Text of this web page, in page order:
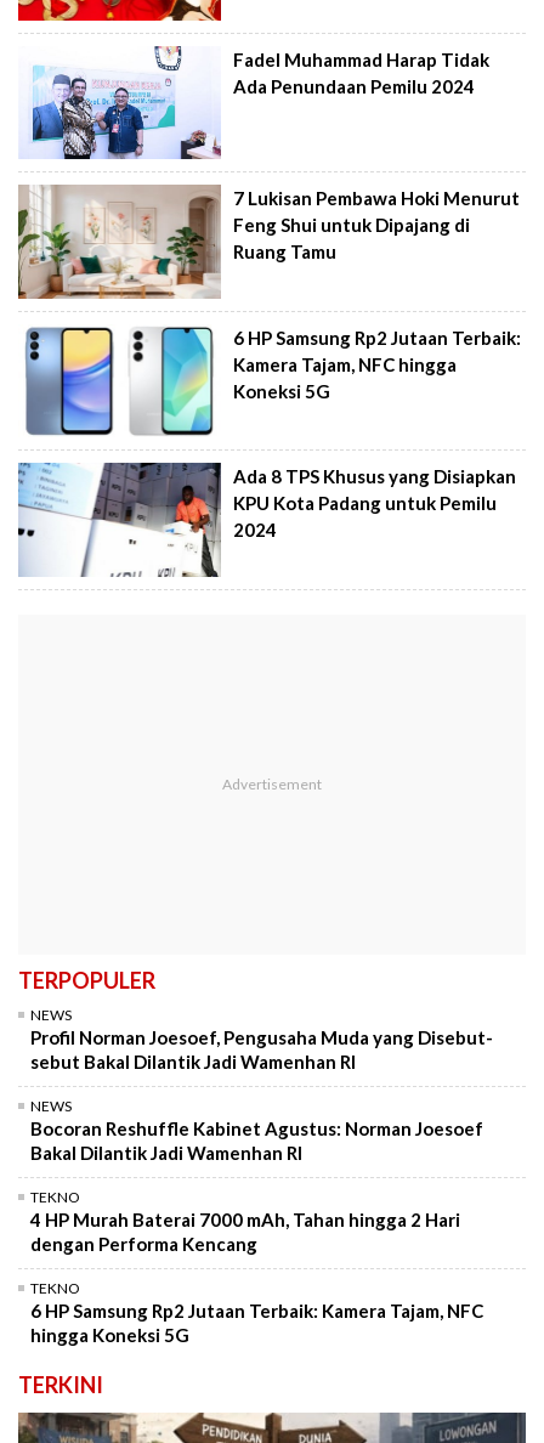
Fadel Muhammad Harap Tidak
Ada Penundaan Pemilu 2024
7 Lukisan Pembawa Hoki Menurut
Feng Shui untuk Dipajang di
Ruang Tamu
6 HP Samsung Rp2 Jutaan Terbaik:
Kamera Tajam, NFC hingga
Koneksi 5G
Ada 8 TPS Khusus yang Disiapkan
KPU Kota Padang untuk Pemilu
2024
TERPOPULER
NEWS
Profil Norman Joesoef, Pengusaha Muda yang Disebut-
sebut Bakal Dilantik Jadi Wamenhan RI
NEWS
Bocoran Reshuffle Kabinet Agustus: Norman Joesoef
Bakal Dilantik Jadi Wamenhan RI
TEKNO
4 HP Murah Baterai 7000 mAh, Tahan hingga 2 Hari
dengan Performa Kencang
TEKNO
6 HP Samsung Rp2 Jutaan Terbaik: Kamera Tajam, NFC
hingga Koneksi 5G
TERKINI